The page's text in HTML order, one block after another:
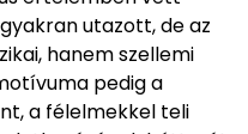
utazott, de az
hanem szellemi
pedig a
a félelmekkel teli